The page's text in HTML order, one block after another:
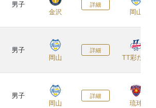
男子
金沢
詳細
岡山
男子
岡山
詳細
TT彩たま
男子
岡山
詳細
琉球